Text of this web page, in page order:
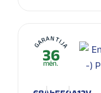
GARANTIJA
36
mėn.